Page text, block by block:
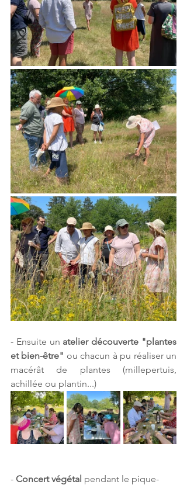
- Ensuite un atelier découverte "plantes
et bien-être" ou chacun à pu réaliser un
macérât de plantes (millepertuis,
achillée ou plantin...)
- Concert végétal pendant le pique-